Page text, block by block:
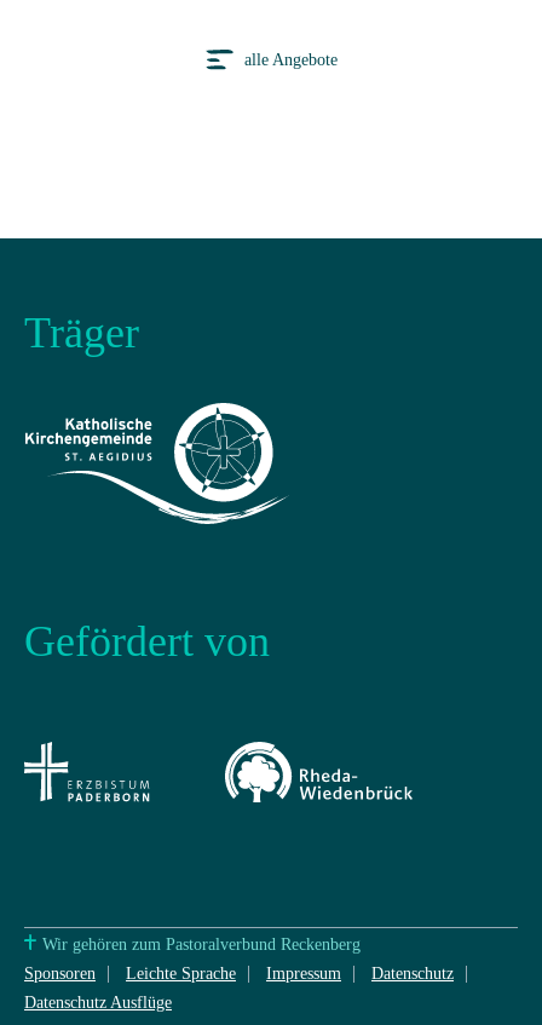
alle Angebote
Träger
Gefördert von
Wir gehören zum Pastoralverbund Reckenberg
Sponsoren
Leichte Sprache Impressum
Datenschutz
Datenschutz Ausflüge